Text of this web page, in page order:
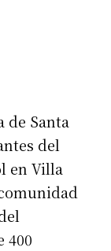
de Santa
del
en Villa
400